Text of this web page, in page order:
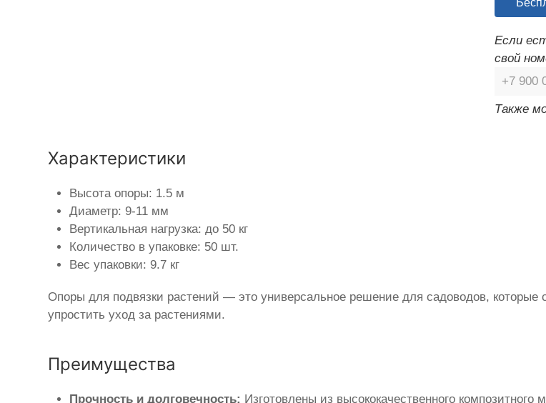
Если
свой
Также
Характеристики
Высота опоры: 1.5 м
Диаметр: 9-11 мм
Вертикальная нагрузка: до 50 кг
Количество в упаковке: 50 шт.
Вес упаковки: 9.7 кг
Опоры для подвязки растений — это универсальное решение для садоводов,
упростить уход за растениями.
Преимущества
Прочность и долговечность: Изготовлены из высококачественного композитного